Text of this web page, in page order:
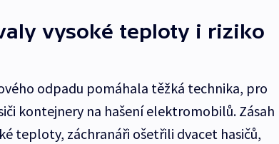
vysoké teploty i riziko
odpadu pomáhala těžká technika, pro
kontejnery na hašení elektromobilů. Zásah
teploty, záchranáři ošetřili dvacet hasičů,